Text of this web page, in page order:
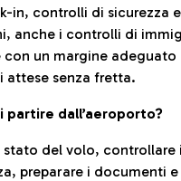
in, controlli di sicurezza
anche i controlli di
con un margine
attese senza fretta.
partire dall’aeroporto?
stato del volo, controllare
preparare i documenti e